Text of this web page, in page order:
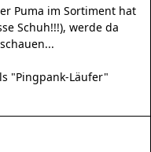
Puma im Sortiment hat
Schuh!!!), werde da
"Pingpank-Läufer"